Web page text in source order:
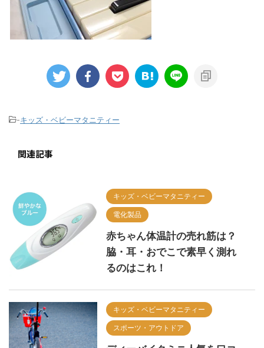
-キッズ・ベビーマタニティー
関連記事
キッズ・ベビーマタニティー
電化製品
赤ちゃん体温計の売れ筋は？
脇・耳・おでこで素早く測れ
るのはこれ！
キッズ・ベビーマタニティー
スポーツ・アウトドア